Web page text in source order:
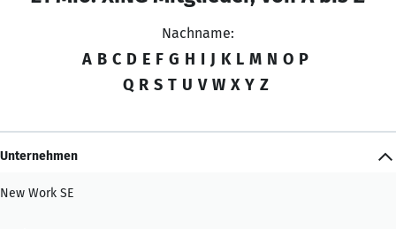
Nachname:
A B C D E F G H I J K L M N O P
Q R S T U V W X Y Z
Unternehmen
New Work SE